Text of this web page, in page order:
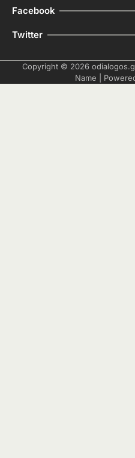
Facebook
Twitter
Copyright © 2026
Name |